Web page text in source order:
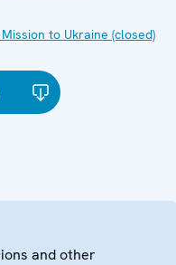
to Ukraine (closed)
and other